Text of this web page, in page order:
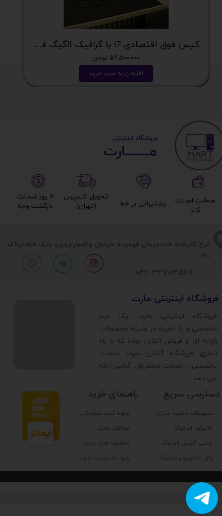
کیس فوق اقتصادی i7 با گرافیک 8گیگ فوق اکونومی کد 2162
۵۲,۵۰۰,۰۰۰ تومان
افزودن به سبد خرید
​​کرج/کارخانه قند/میدان فهمیده خیابان والفجر/روبرو پارک قناد/پلاک
120
تجهیزات ذخیره سازی
مانیتور استوک
مینی کیس استوک
پاور کامپیوتر استوک
دسترسی سریع راهنمای خرید
نحوه ثبت سفارش
مقالات مارت
تخفیف های مارت
ورود به سایت مارت
​فروشگاه اینترنتی مارت
​فروشگاه اینترنتی مارت یک تیم
تخصصی و با تجربه در زمینه محصولات
رایانه ای و فروش آنلاین بوده که با راه
اندازی فروشگاه آنلاین خود، خدمات
تخصصی را خدمت مشتریان گرامی ارائه
می دهد.
026-32703568
مــــــــارت​​​​​​
​ ​فروشگاه اینترنتی
۷ روز ضمانت
بازگشت وجه​​​​​​​
تحویل اکسپرس
(تهران)​​​​​​​
پشتیبانی بر خط​​​​​​​
ضمانت اصالت
کالا​​​​​​​